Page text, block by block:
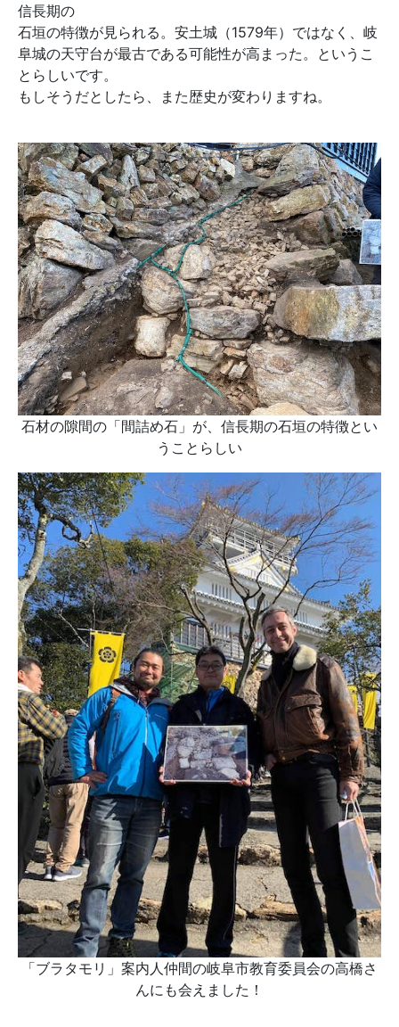
信長期の
石垣の特徴が見られる。安土城（1579年）ではなく、岐
阜城の天守台が最古である可能性が高まった。というこ
とらしいです。
もしそうだとしたら、また歴史が変わりますね。
石材の隙間の「間詰め石」が、信長期の石垣の特徴とい
うことらしい
「ブラタモリ」案内人仲間の岐阜市教育委員会の高橋さ
んにも会えました！